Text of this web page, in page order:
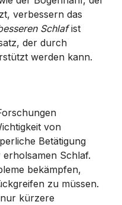
verbessern das
Schlafist
der durch
werden kann.
von
Betätigung
Schlaf.
bekämpfen,
zu müssen.
kürzere